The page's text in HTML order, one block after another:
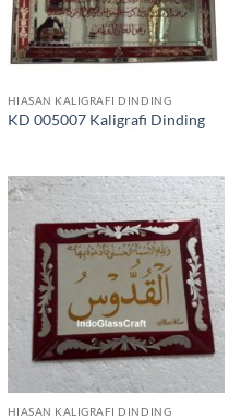
HIASAN KALIGRAFI DINDING
KD 005007 Kaligrafi Dinding
HIASAN KALIGRAFI DINDING